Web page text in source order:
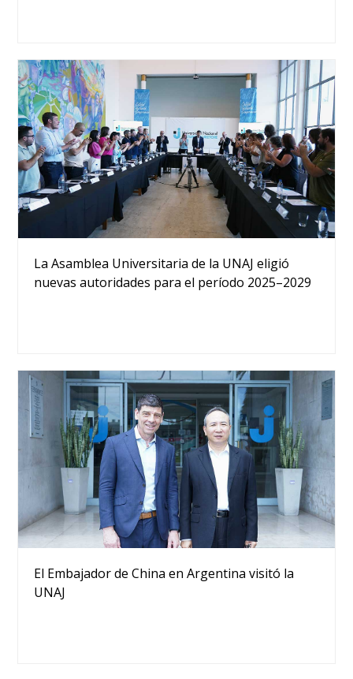
La Asamblea Universitaria de la UNAJ eligió
nuevas autoridades para el período 2025–2029
El Embajador de China en Argentina visitó la
UNAJ